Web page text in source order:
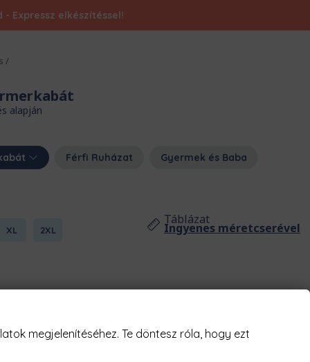
Expressz elkészítéssel!
/
alapján
Férfi Ruházat Gyermek és Baba
Táblázat
Ingyenes méretcserével
XL 2XL
megjelenítéséhez. Te döntesz róla, hogy ezt